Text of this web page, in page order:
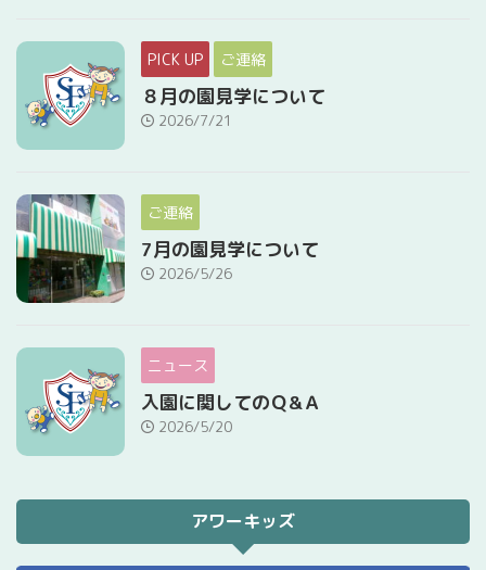
PICK UP ご連絡
８月の園見学について
2026/7/21
ご連絡
7月の園見学について
2026/5/26
ニュース
入園に関してのＱ&Ａ
2026/5/20
アワーキッズ